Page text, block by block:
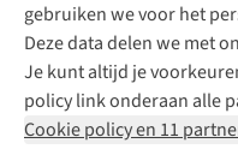
gebruiken we voor het
Deze data delen we met
Je kunt altijd je
policy link onderaan alle
Cookie policy en 11